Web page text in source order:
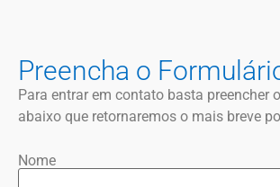
Preencha o
Para entrar em contato basta preencher
abaixo que retornaremos o mais breve
Nome